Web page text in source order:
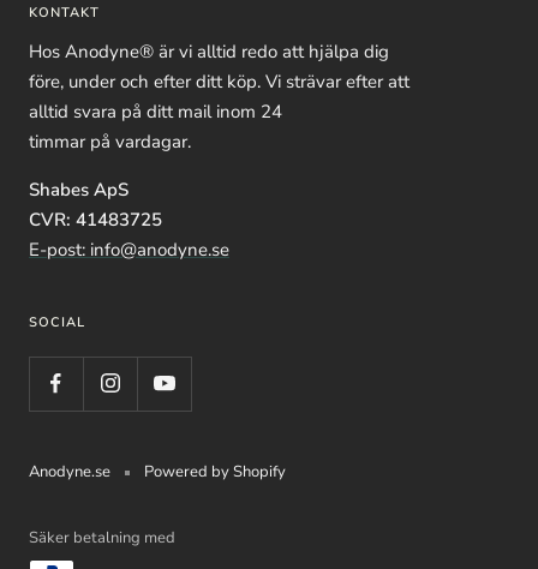
KONTAKT
Hos Anodyne® är vi alltid redo att hjälpa dig
före, under och efter ditt köp. Vi strävar efter att
alltid svara på ditt mail inom 24
timmar på vardagar.
Shabes ApS
CVR: 41483725
E-post: info@anodyne.se
SOCIAL
Anodyne.se Powered by Shopify
Säker betalning med